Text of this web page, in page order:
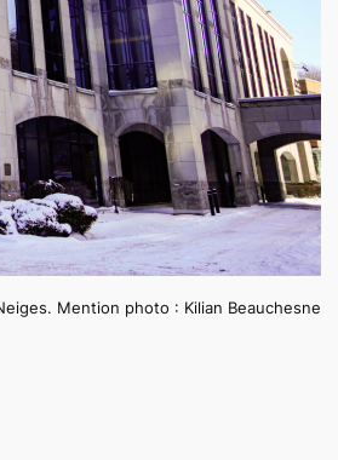
Mention photo : Kilian Beauchesne